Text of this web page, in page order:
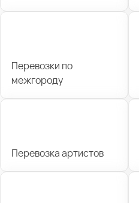
Перевозки по
межгороду
Перевозка артистов